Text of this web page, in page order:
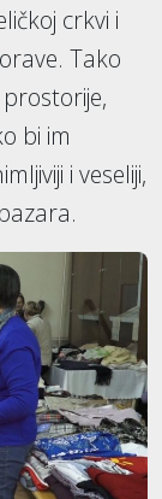
crkvi i
Tako
bi im
i veseliji,